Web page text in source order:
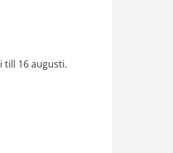
till 16 augusti.